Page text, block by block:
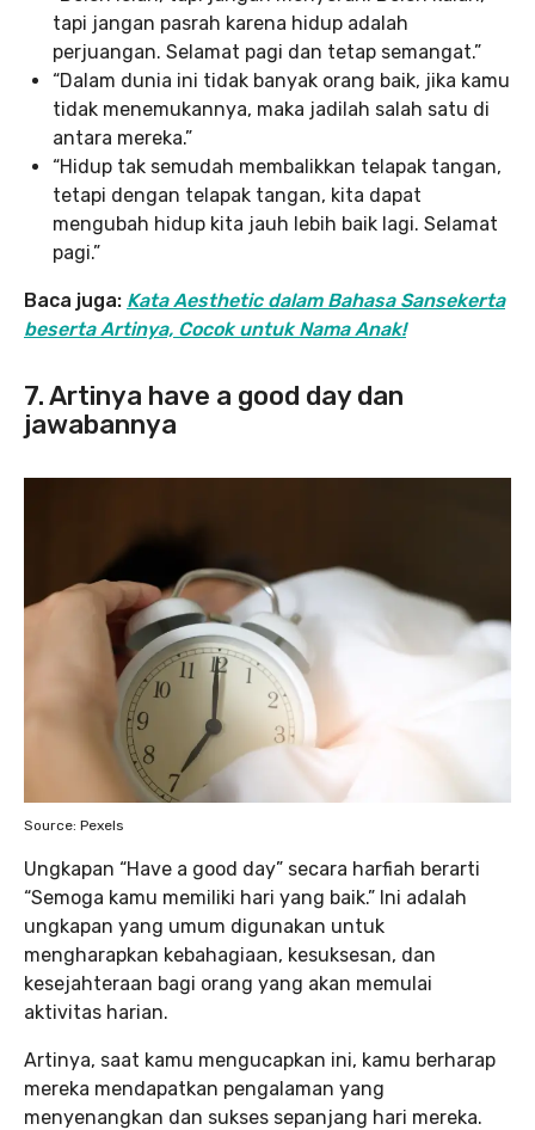
tapi jangan pasrah karena hidup adalah
perjuangan. Selamat pagi dan tetap semangat.”
“Dalam dunia ini tidak banyak orang baik, jika kamu
tidak menemukannya, maka jadilah salah satu di
antara mereka.”
“Hidup tak semudah membalikkan telapak tangan,
tetapi dengan telapak tangan, kita dapat
mengubah hidup kita jauh lebih baik lagi. Selamat
pagi.”
Baca juga: Kata Aesthetic dalam Bahasa Sansekerta
beserta Artinya, Cocok untuk Nama Anak!
7. Artinya have a good day dan
jawabannya
Source: Pexels
Ungkapan “Have a good day” secara harfiah berarti
“Semoga kamu memiliki hari yang baik.” Ini adalah
ungkapan yang umum digunakan untuk
mengharapkan kebahagiaan, kesuksesan, dan
kesejahteraan bagi orang yang akan memulai
aktivitas harian.
Artinya, saat kamu mengucapkan ini, kamu berharap
mereka mendapatkan pengalaman yang
menyenangkan dan sukses sepanjang hari mereka.